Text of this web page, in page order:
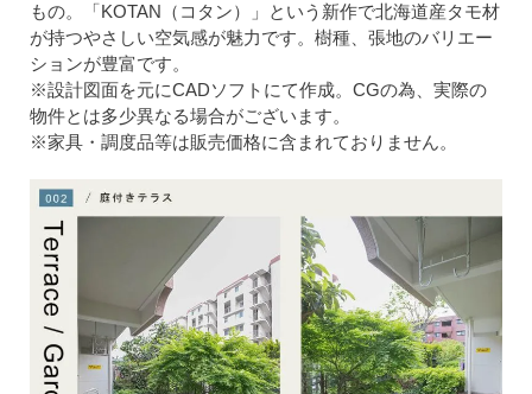
もの。「KOTAN（コタン）」という新作で北海道産タモ材
が持つやさしい空気感が魅力です。樹種、張地のバリエー
ションが豊富です。
※設計図面を元にCADソフトにて作成。CGの為、実際の
物件とは多少異なる場合がございます。
※家具・調度品等は販売価格に含まれておりません。